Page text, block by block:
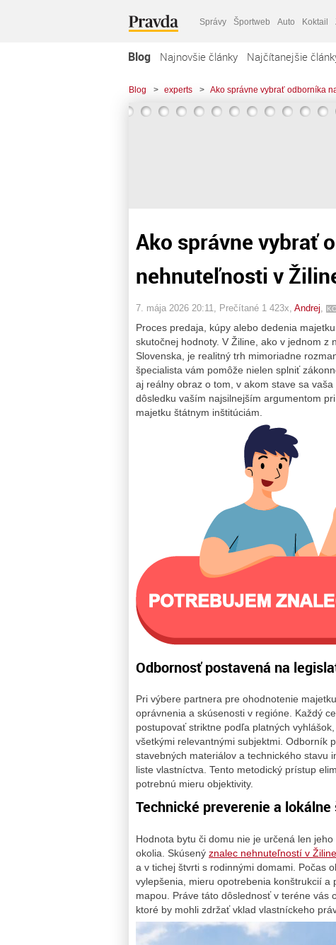
Správy Športweb Auto Koktail
Blog Najnovšie články Najčítanejšie
Blog > experts > Ako správne vybrať odborníka
Ako správne vybrať
nehnuteľnosti v
7. mája 2026 20:11 , Prečítané 1 423x, Andrej
Proces predaja, kúpy alebo dedenia
skutočnej hodnoty. V Žiline, ako v jednom
Slovenska, je realitný trh mimoriadne
špecialista vám pomôže nielen splniť
aj reálny obraz o tom, v akom stave sa
dôsledku vaším najsilnejším argumentom
majetku štátnym inštitúciám.
Odbornosť postavená na
Pri výbere partnera pre ohodnotenie
oprávnenia a skúsenosti v regióne. Každý
postupovať striktne podľa platných
všetkými relevantnými subjektmi. Odborník
stavebných materiálov a technického stavu
liste vlastníctva. Tento metodický prístup
potrebnú mieru objektivity.
Technické preverenie a
Hodnota bytu či domu nie je určená len
okolia. Skúsený znalec nehnuteľností v Žiline
a v tichej štvrti s rodinnými domami. Počas
vylepšenia, mieru opotrebenia konštrukcií
mapou. Práve táto dôslednosť v teréne vás
ktoré by mohli zdržať vklad vlastníckeho